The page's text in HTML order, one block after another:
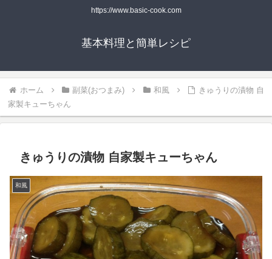
https://www.basic-cook.com
基本料理と簡単レシピ
ホーム 副菜(おつまみ) 和風
きゅうりの漬物 自
家製キューちゃん
きゅうりの漬物 自家製キューちゃん
和風